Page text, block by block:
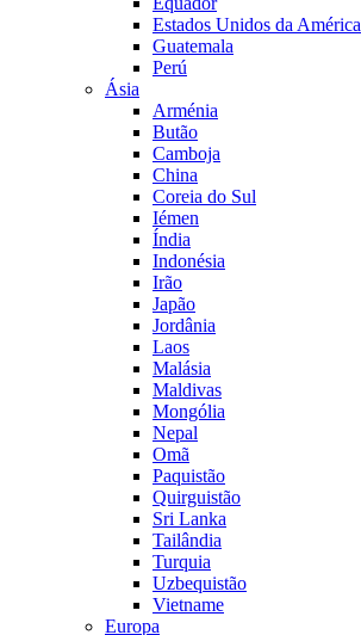
Estados Unidos da América
Guatemala
Perú
Ásia
Arménia
Butão
Camboja
China
Coreia do Sul
Iémen
Índia
Indonésia
Irão
Japão
Jordânia
Laos
Malásia
Maldivas
Mongólia
Nepal
Omã
Paquistão
Quirguistão
Sri Lanka
Tailândia
Turquia
Uzbequistão
Vietname
Europa